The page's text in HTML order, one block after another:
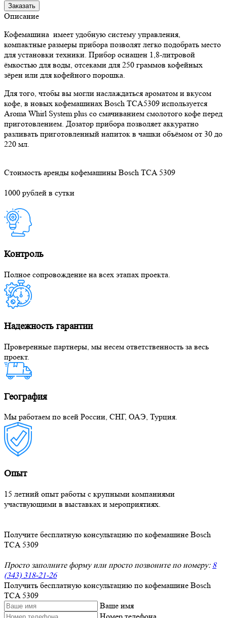
Заказать
Описание
Кофемашина имеет удобную систему управления,
компактные размеры прибора позволят легко подобрать место
для установки техники. Прибор оснащен 1,8-литровой
ёмкостью для воды, отсеками для 250 граммов кофейных
зёрен или для кофейного порошка.
Для того, чтобы вы могли наслаждаться ароматом и вкусом
кофе, в новых кофемашинах Bosch TCA5309 используется
Аroma Whirl System plus со смачиванием смолотого кофе перед
приготовлением. Дозатор прибора позволяет аккуратно
разливать приготовленный напиток в чашки объёмом от 30 до
220 мл.
Стоимость аренды кофемашины Bosch TCA 5309
1000 рублей в сутки
Контроль
Полное сопровождение на всех этапах проекта.
Надежность гарантии
Проверенные партнеры, мы несем ответственность за весь
проект.
География
Мы работаем по всей России, СНГ, ОАЭ, Турция.
Опыт
15 летний опыт работы с крупными компаниями
участвующими в выставках и мероприятиях.
Получите бесплатную консультацию по кофемашине Bosch
TCA 5309
Просто заполните форму или просто позвоните по номеру: 8
(343) 318-21-26
Получить бесплатную консультацию по кофемашине Bosch
TCA 5309
Ваше имя